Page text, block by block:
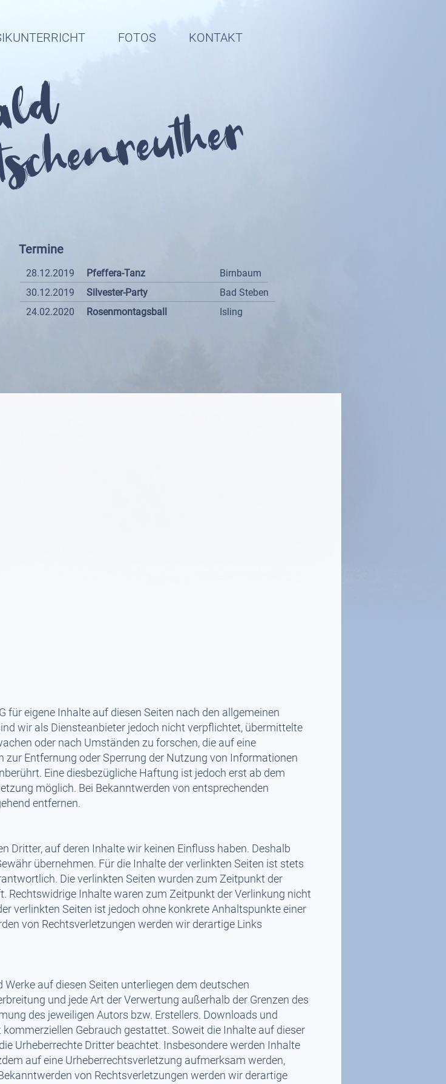
FOTOS KONTAKT
Termine
28.12.2019 Pfeffera-Tanz
Birnbaum
30.12.2019
Silvester-Party
Bad Steben
24.02.2020
Rosenmontagsball Isling
eigene Inhalte auf diesen Seiten nach den allgemeinen
wir als Diensteanbieter jedoch nicht verpflichtet, übermittelte
oder nach Umständen zu forschen, die auf eine
Entfernung oder Sperrung der Nutzung von Informationen
Eine diesbezügliche Haftung ist jedoch erst ab dem
möglich. Bei Bekanntwerden von entsprechenden
entfernen.
Dritter, auf deren Inhalte wir keinen Einfluss haben. Deshalb
übernehmen. Für die Inhalte der verlinkten Seiten ist stets
Die verlinkten Seiten wurden zum Zeitpunkt der
Rechtswidrige Inhalte waren zum Zeitpunkt der Verlinkung nicht
verlinkten Seiten ist jedoch ohne konkrete Anhaltspunkte einer
von Rechtsverletzungen werden wir derartige Links
auf diesen Seiten unterliegen dem deutschen
und jede Art der Verwertung außerhalb der Grenzen des
des jeweiligen Autors bzw. Erstellers. Downloads und
Gebrauch gestattet. Soweit die Inhalte auf dieser
Urheberrechte Dritter beachtet. Insbesondere werden Inhalte
auf eine Urheberrechtsverletzung aufmerksam werden,
von Rechtsverletzungen werden wir derartige